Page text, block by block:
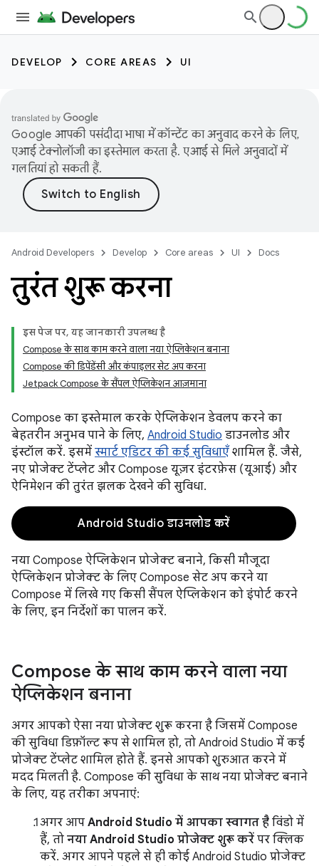
DEVELOP CORE AREAS UI
Google आपकी पसंदीदा भाषा में कॉन्टेंट का अनुवाद करने के लिए,
एआई टेक्नोलॉजी का इस्तेमाल करता है. एआई से मिले अनुवादों में
गलतियां हो सकती हैं.
Android Developers Develop Core areas UI Docs
तुरंत शुरू करना
इस पेज पर, यह जानकारी उपलब्ध है
Compose के साथ काम करने वाला नया ऐप्लिकेशन बनाना
Compose की डिपेंडेंसी और कंपाइलर सेट अप करना
Jetpack Compose के सैंपल ऐप्लिकेशन आज़माना
Compose का इस्तेमाल करके ऐप्लिकेशन डेवलप करने का
बेहतरीन अनुभव पाने के लिए, Android Studio डाउनलोड और
इंस्टॉल करें. इसमें स्मार्ट एडिटर की कई सुविधाएँ शामिल हैं. जैसे,
नए प्रोजेक्ट टेंप्लेट और Compose यूज़र इंटरफ़ेस (यूआई) और
ऐनिमेशन की तुरंत झलक देखने की सुविधा.
Android Studio डाउनलोड करें
नया Compose ऐप्लिकेशन प्रोजेक्ट बनाने, किसी मौजूदा
ऐप्लिकेशन प्रोजेक्ट के लिए Compose सेट अप करने या
Compose में लिखे गए किसी सैंपल ऐप्लिकेशन को इंपोर्ट करने
के लिए, इन निर्देशों का पालन करें.
Compose के साथ काम करने वाला नया
ऐप्लिकेशन बनाना
अगर आपको ऐसा नया प्रोजेक्ट शुरू करना है जिसमें Compose
की सुविधा डिफ़ॉल्ट रूप से शामिल हो, तो Android Studio में कई
प्रोजेक्ट टेंप्लेट शामिल होते हैं. इनसे आपको शुरुआत करने में
मदद मिलती है. Compose की सुविधा के साथ नया प्रोजेक्ट बनाने
के लिए, यह तरीका अपनाएं:
अगर आप Android Studio में आपका स्वागत है विंडो में
हैं, तो नया Android Studio प्रोजेक्ट शुरू करें पर क्लिक
करें. अगर आपने पहले से ही कोई Android Studio प्रोजेक्ट